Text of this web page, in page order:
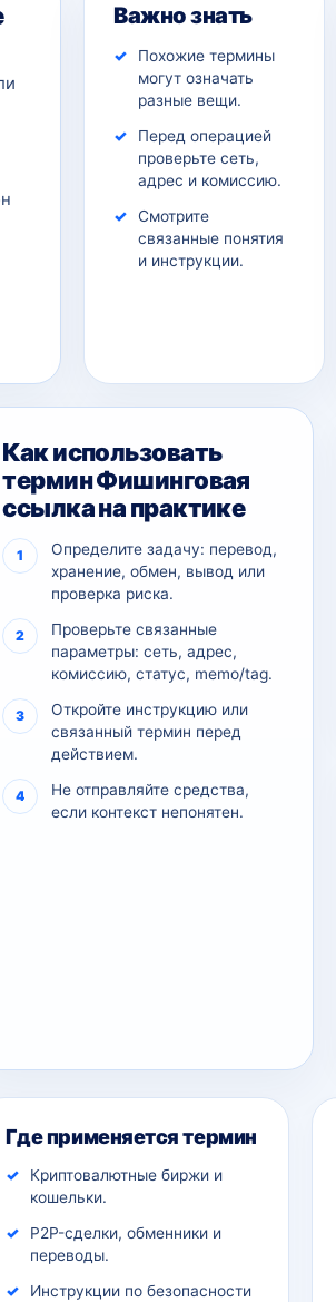
Важно знать
Похожие термины
могут означать
разные вещи.
Перед операцией
проверьте сеть,
адрес и комиссию.
Смотрите
связанные понятия
и инструкции.
Как использовать
термин Фишинговая
ссылка на практике
Определите задачу: перевод,
хранение, обмен, вывод или
проверка риска.
Проверьте связанные
параметры: сеть, адрес,
комиссию, статус, memo/tag.
Откройте инструкцию или
связанный термин перед
действием.
Не отправляйте средства,
если контекст непонятен.
Где применяется термин
Криптовалютные биржи и
кошельки.
P2P-сделки, обменники и
переводы.
Инструкции по безопасности